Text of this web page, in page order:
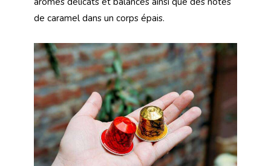
de caramel dans un corps épais.